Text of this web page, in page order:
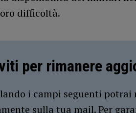
difficoltà.
per rimanere
i campi seguenti potrai
sulla tua mail. Per